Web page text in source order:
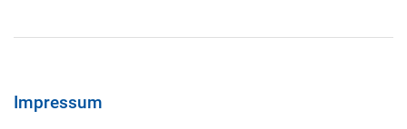
Impressum